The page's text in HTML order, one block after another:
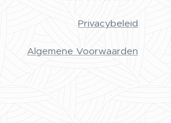
Privacybeleid
Algemene Voorwaarden